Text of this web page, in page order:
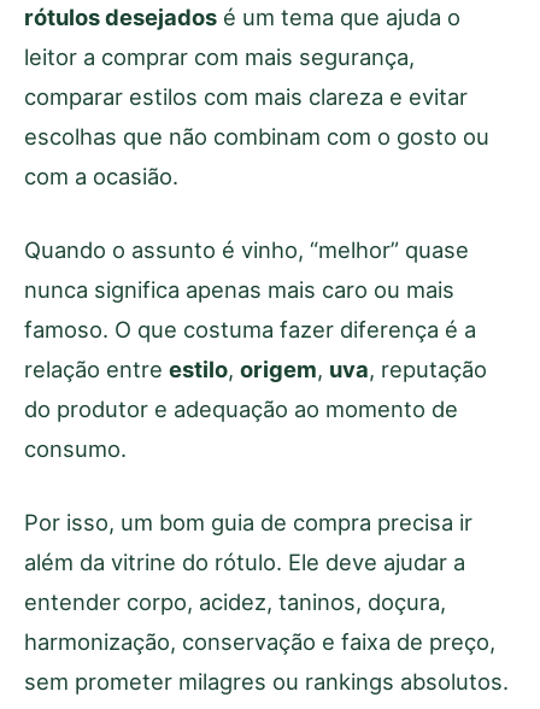
rótulos desejados é um tema que ajuda o
leitor a comprar com mais segurança,
comparar estilos com mais clareza e evitar
escolhas que não combinam com o gosto ou
com a ocasião.
Quando o assunto é vinho, “melhor” quase
nunca significa apenas mais caro ou mais
famoso. O que costuma fazer diferença é a
relação entre estilo, origem, uva, reputação
do produtor e adequação ao momento de
consumo.
Por isso, um bom guia de compra precisa ir
além da vitrine do rótulo. Ele deve ajudar a
entender corpo, acidez, taninos, doçura,
harmonização, conservação e faixa de preço,
sem prometer milagres ou rankings absolutos.